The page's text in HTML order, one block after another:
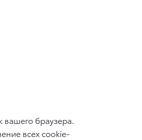
вашего браузера.
всех cookie-